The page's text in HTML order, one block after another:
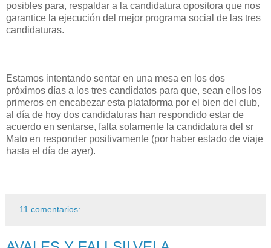
posibles para, respaldar a la candidatura opositora que nos
garantice la ejecución del mejor programa social de las tres
candidaturas.
Estamos intentando sentar en una mesa en los dos
próximos días a los tres candidatos para que, sean ellos los
primeros en encabezar esta plataforma por el bien del club,
al día de hoy dos candidaturas han respondido estar de
acuerdo en sentarse, falta solamente la candidatura del sr
Mato en responder positivamente (por haber estado de viaje
hasta el día de ayer).
11 comentarios: